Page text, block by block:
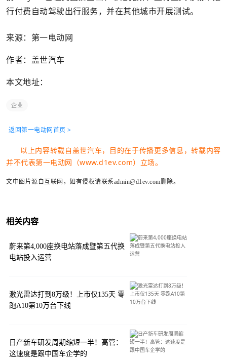
行付费自动驾驶出行服务，并在其他城市开展测试。
来源：第一电动网
作者：盖世汽车
本文地址：
企业
返回第一电动网首页 >
以上内容转载自盖世汽车，目的在于传播更多信息，转载内容
并不代表第一电动网（www.d1ev.com）立场。
文中图片源自互联网，如有侵权请联系admin@d1ev.com删除。
相关内容
蔚来第4,000座换电站落成暨第五代换
电站投入运营
激光雷达打到8万级！上市仅135天 零
跑A10第10万台下线
日产新车研发周期缩短一半！高管：
这速度是跟中国车企学的